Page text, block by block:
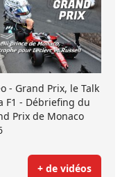
- Grand Prix, le Talk
F1 - Débriefing du
Prix de Monaco
+ de vidéos